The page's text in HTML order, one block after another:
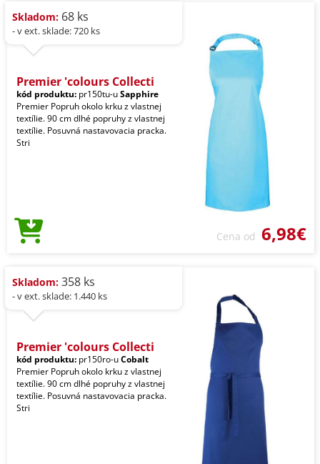
Skladom: 68 ks
- v ext. sklade: 720 ks
Premier 'colours Collecti
kód produktu: pr150tu-uSapphire
Premier Popruh okolo krku z vlastnej
textílie. 90 cm dlhé popruhy z vlastnej
textílie. Posuvná nastavovacia pracka.
Stri
Cena od 6,98€
Skladom: 358 ks
- v ext. sklade: 1.440 ks
Premier 'colours Collecti
kód produktu: pr150ro-uCobalt
Premier Popruh okolo krku z vlastnej
textílie. 90 cm dlhé popruhy z vlastnej
textílie. Posuvná nastavovacia pracka.
Stri